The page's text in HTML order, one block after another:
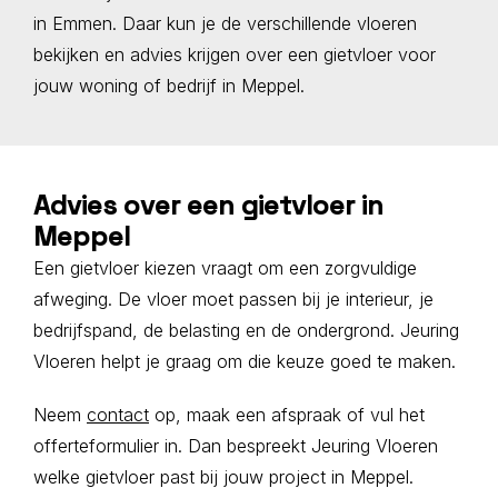
in Emmen. Daar kun je de verschillende vloeren
bekijken en advies krijgen over een gietvloer voor
jouw woning of bedrijf in Meppel.
Advies over een gietvloer in
Meppel
Een gietvloer kiezen vraagt om een zorgvuldige
afweging. De vloer moet passen bij je interieur, je
bedrijfspand, de belasting en de ondergrond. Jeuring
Vloeren helpt je graag om die keuze goed te maken.
Neem contact op, maak een afspraak of vul het
offerteformulier in. Dan bespreekt Jeuring Vloeren
welke gietvloer past bij jouw project in Meppel.